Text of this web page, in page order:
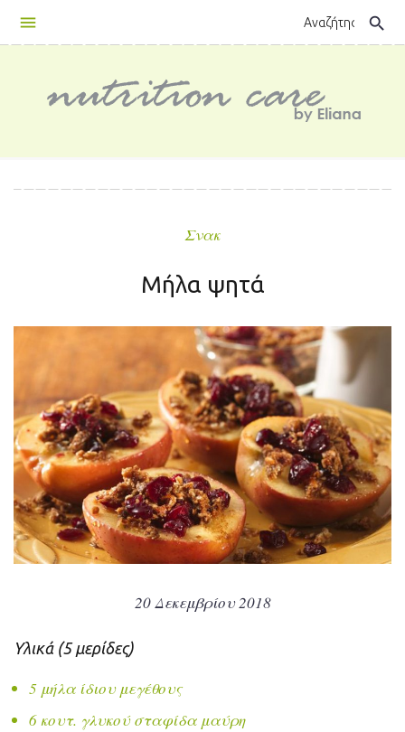
search
Σνακ
Μήλα ψητά
20 Δεκεμβρίου 2018
Υλικά (5 μερίδες)
5 μήλα ίδιου μεγέθους
6 κουτ. γλυκού σταφίδα μαύρη